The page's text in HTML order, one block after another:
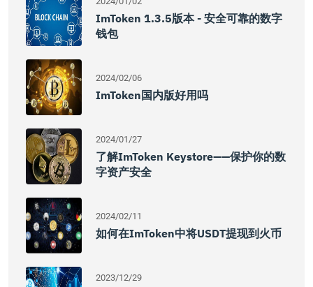
ImToken 1.3.5版本 - 安全可靠的数字
钱包
2024/02/06
ImToken国内版好用吗
2024/01/27
了解imToken Keystore——保护你的数
字资产安全
2024/02/11
如何在imToken中将USDT提现到火币
2023/12/29